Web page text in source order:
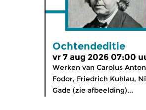
Ochtendeditie
vr 7 aug 2026 07:00
Werken van Carolus
Fodor, Friedrich Kuhlau,
Gade (zie afbeelding)...